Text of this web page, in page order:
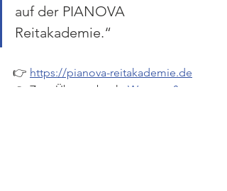
auf der PIANOVA
Reitakademie.“
👉 https://pianova-reitakademie.de
👉 Zum Übungebuch: Western &